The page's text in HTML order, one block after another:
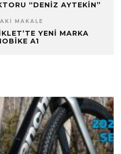
“DENIZ AYTEKIN”
MAKALE
YENI MARKA
A1